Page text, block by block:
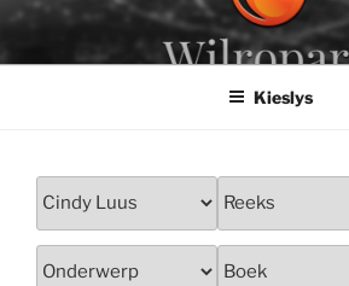
Slaan
na
Kieslys